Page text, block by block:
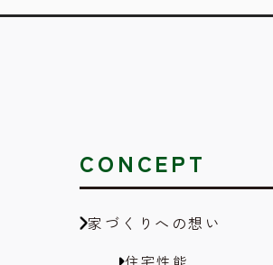
CONCEPT
家づくりへの想い
住宅性能